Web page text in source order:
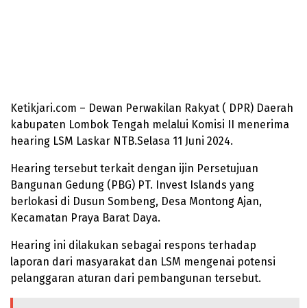
Ketikjari.com – Dewan Perwakilan Rakyat ( DPR) Daerah
kabupaten Lombok Tengah melalui Komisi II menerima
hearing LSM Laskar NTB.Selasa 11 Juni 2024.
Hearing tersebut terkait dengan ijin Persetujuan
Bangunan Gedung (PBG) PT. Invest Islands yang
berlokasi di Dusun Sombeng, Desa Montong Ajan,
Kecamatan Praya Barat Daya.
Hearing ini dilakukan sebagai respons terhadap
laporan dari masyarakat dan LSM mengenai potensi
pelanggaran aturan dari pembangunan tersebut.